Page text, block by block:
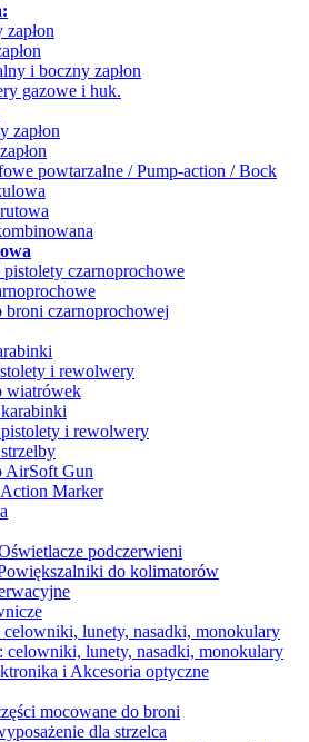
i boczny zapłon
gazowe i huk.
zapłon
powtarzalne / Pump-action / Bock
czarnoprochowe
broni czarnoprochowej
i rewolwery
wiatrówek
i rewolwery
AirSoft Gun
Marker
podczerwieni
do kolimatorów
celowniki, lunety, nasadki, monokulary
: celowniki, lunety, nasadki, monokulary
i Akcesoria optyczne
mocowane do broni
dla strzelca